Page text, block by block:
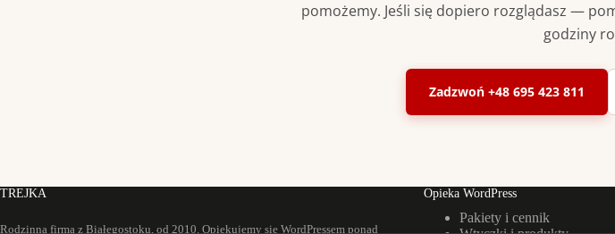
pomożemy. Jeśli się dopiero rozglądasz —
godziny
Zadzwoń +48 695 423 811
TREJKA
Rodzinna firma z Białegostoku, od 2010. Opiekujemy się WordPressem ponad
Opieka WordPress
Pakiety i cennik